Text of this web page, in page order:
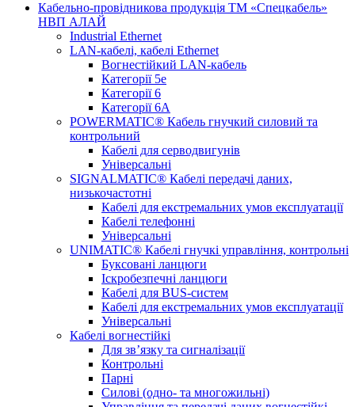
Кабельно-провідникова продукція ТМ «Спецкабель»
НВП АЛАЙ
Industrial Ethernet
LAN-кабелі, кабелі Ethernet
Вогнестійкий LAN-кабель
Категорії 5е
Категорії 6
Категорії 6А
POWERMATIC® Кабель гнучкий силовий та
контрольний
Кабелі для серводвигунів
Універсальні
SIGNALMATIC® Кабелі передачі даних,
низькочастотні
Кабелі для екстремальних умов експлуатації
Кабелі телефонні
Універсальні
UNIMATIC® Кабелі гнучкі управління, контрольні
Буксовані ланцюги
Іскробезпечні ланцюги
Кабелі для BUS-систем
Кабелі для екстремальних умов експлуатації
Універсальні
Кабелі вогнестійкі
Для зв’язку та сигналізації
Контрольні
Парні
Силові (одно- та многожильні)